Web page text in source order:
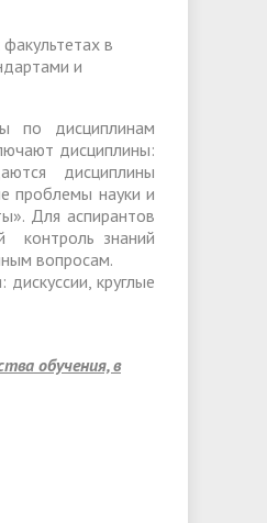
в
науки и
РФ
по
из ДНР, ЛНР,
в
и
по дисциплинам
дисциплины:
дисциплины
проблемы науки и
Для аспирантов
контроль знаний
вопросам.
круглые
обучения, в